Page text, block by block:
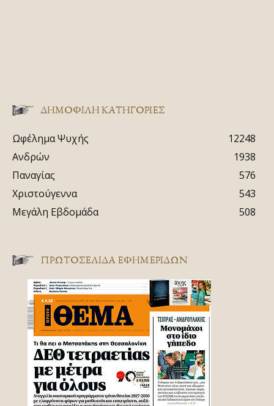
ΔΗΜΟΦΙΛΗ ΚΑΤΗΓΟΡΙΕΣ
Ωφέλημα Ψυχής
12248
Ανδρών
1938
Παναγίας
576
Χριστούγεννα
543
Μεγάλη Εβδομάδα
508
ΠΡΩΤΟΣΈΛΙΔΑ ΕΦΗΜΕΡΊΔΩΝ